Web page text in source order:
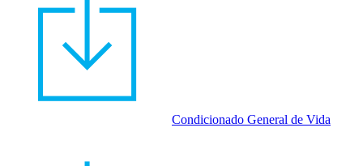
Condicionado General de Vida